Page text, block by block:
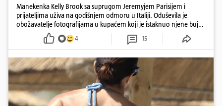
Manekenka Kelly Brook sa suprugom Jeremyjem Parisijem i
prijateljima uživa na godišnjem odmoru u Italiji. Oduševila je
obožavatelje fotografijama u kupaćem koji je istaknuo njene bujne
4 15